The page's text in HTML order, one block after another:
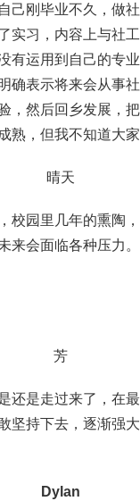
己刚毕业不久，做
实习，内容上与社
有运用到自己的专
确表示将来会从事
，然后回乡发展，
熟，但我不知道大
晴天
校园里几年的熏陶
来会面临各种压力
芳
还是走过来了，在
坚持下去，逐渐强
Dylan